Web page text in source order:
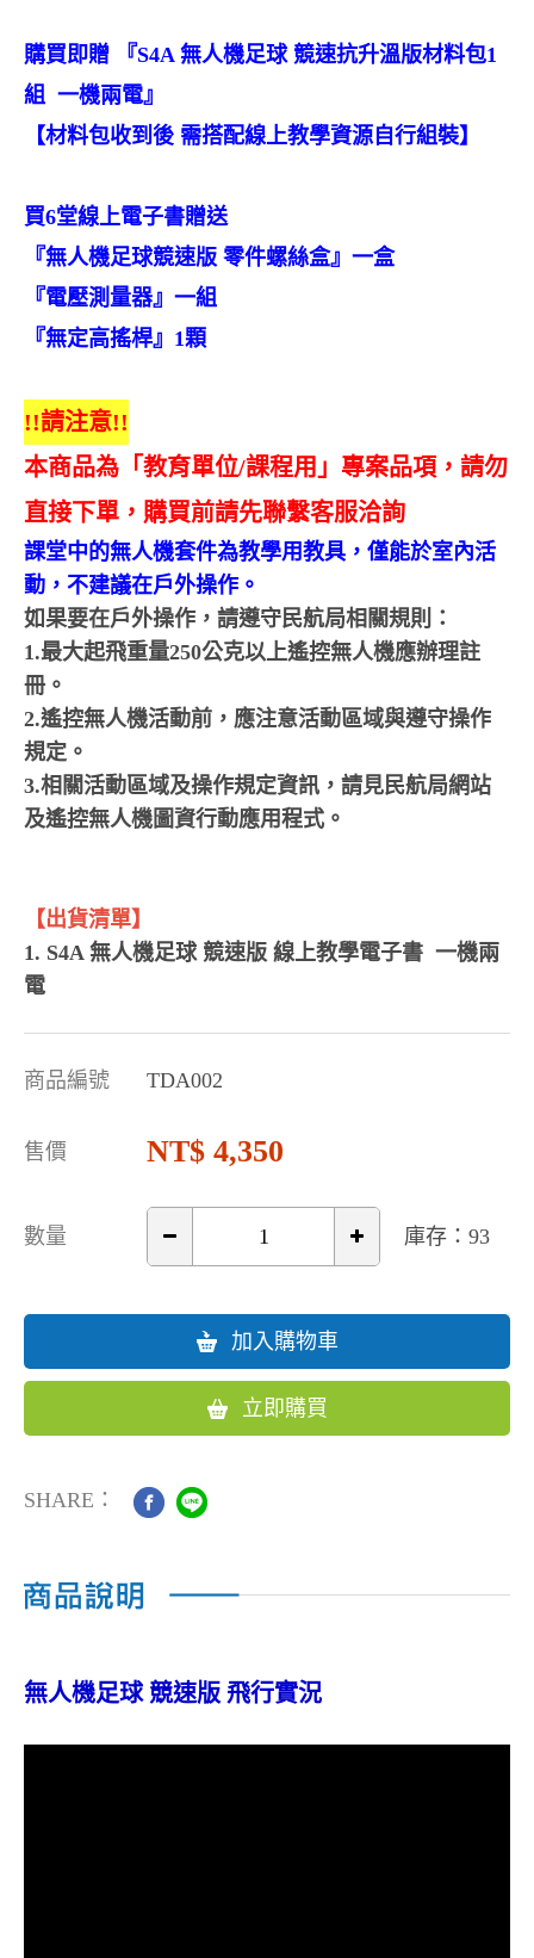
購買即贈 『S4A 無人機足球 競速抗升溫版材料包1
組 一機兩電』
【材料包收到後 需搭配線上教學資源自行組裝】
買6堂線上電子書贈送
『無人機足球競速版 零件螺絲盒』一盒
『電壓測量器』一組
『無定高搖桿』1顆
!!請注意!!
本商品為「教育單位/課程用」專案品項，請勿
直接下單，購買前請先聯繫客服洽詢
課堂中的無人機套件為教學用教具，僅能於室內活
動，不建議在戶外操作。
如果要在戶外操作，請遵守民航局相關規則：
1.最大起飛重量250公克以上遙控無人機應辦理註
冊。
2.遙控無人機活動前，應注意活動區域與遵守操作
規定。
3.相關活動區域及操作規定資訊，請見民航局網站
及遙控無人機圖資行動應用程式。
【出貨清單】
1. S4A 無人機足球 競速版 線上教學電子書 一機兩
電
商品編號 TDA002
售價 4,350
數量 庫存：93
加入購物車
立即購買
SHARE：
無人機足球 競速版 飛行實況